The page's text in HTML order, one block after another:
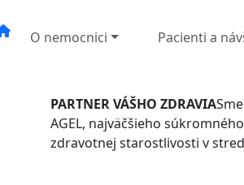
O nemocnici Pacienti a
PARTNER VÁŠHO ZDRAVIA
AGEL, najväčšieho
zdravotnej starostlivosti v